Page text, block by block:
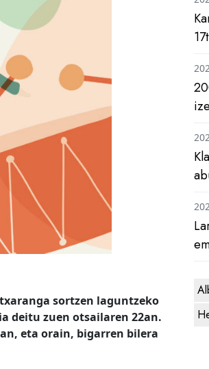
sortzen laguntzeko
deitu zuen otsailaren 22an.
eta orain, bigarren bilera